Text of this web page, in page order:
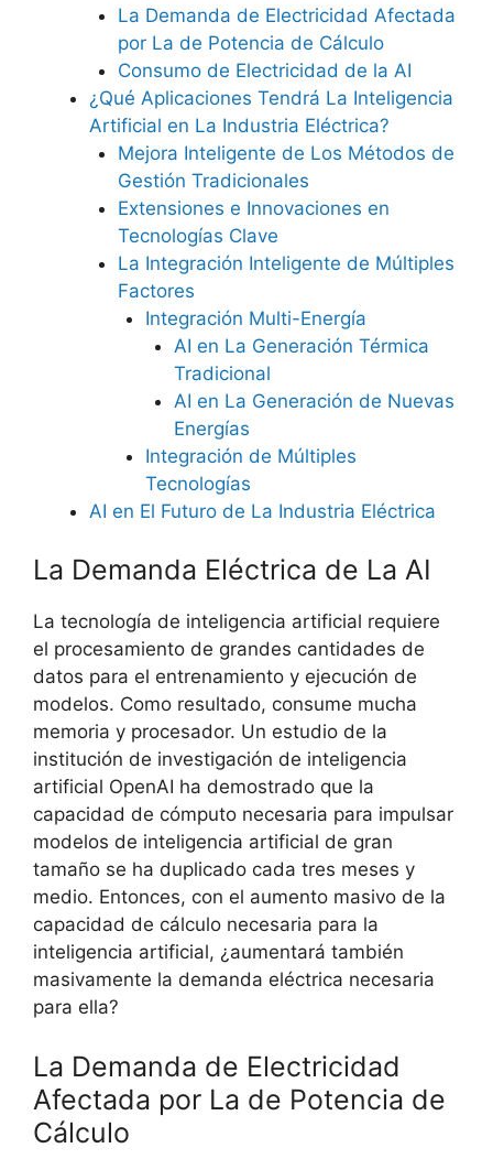
La Demanda de Electricidad Afectada
por La de Potencia de Cálculo
Consumo de Electricidad de la AI
¿Qué Aplicaciones Tendrá La Inteligencia
Artificial en La Industria Eléctrica?
Mejora Inteligente de Los Métodos de
Gestión Tradicionales
Extensiones e Innovaciones en
Tecnologías Clave
La Integración Inteligente de Múltiples
Factores
Integración Multi-Energía
AI en La Generación Térmica
Tradicional
AI en La Generación de Nuevas
Energías
Integración de Múltiples
Tecnologías
AI en El Futuro de La Industria Eléctrica
La Demanda Eléctrica de La AI
La tecnología de inteligencia artificial requiere
el procesamiento de grandes cantidades de
datos para el entrenamiento y ejecución de
modelos. Como resultado, consume mucha
memoria y procesador. Un estudio de la
institución de investigación de inteligencia
artificial OpenAI ha demostrado que la
capacidad de cómputo necesaria para impulsar
modelos de inteligencia artificial de gran
tamaño se ha duplicado cada tres meses y
medio. Entonces, con el aumento masivo de la
capacidad de cálculo necesaria para la
inteligencia artificial, ¿aumentará también
masivamente la demanda eléctrica necesaria
para ella?
La Demanda de Electricidad
Afectada por La de Potencia de
Cálculo